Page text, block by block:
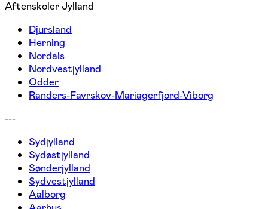
Aftenskoler Jylland
Djursland
Herning
Nordals
Nordvestjylland
Odder
Randers-Favrskov-Mariagerfjord-Viborg
---
Sydjylland
Sydøstjylland
Sønderjylland
Sydvestjylland
Aalborg